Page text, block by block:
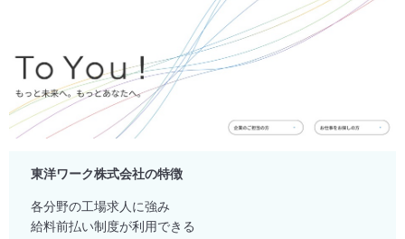
東洋ワーク株式会社の特徴
各分野の工場求人に強み
給料前払い制度が利用できる